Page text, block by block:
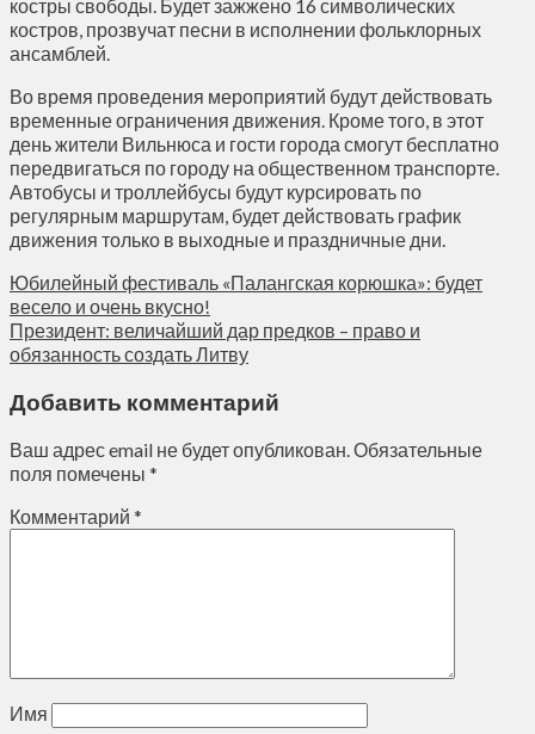
костры свободы. Будет зажжено 16 символических
костров, прозвучат песни в исполнении фольклорных
ансамблей.
Во время проведения мероприятий будут действовать
временные ограничения движения. Кроме того, в этот
день жители Вильнюса и гости города смогут бесплатно
передвигаться по городу на общественном транспорте.
Автобусы и троллейбусы будут курсировать по
регулярным маршрутам, будет действовать график
движения только в выходные и праздничные дни.
Юбилейный фестиваль «Палангская корюшка»: будет
весело и очень вкусно!
Президент: величайший дар предков – право и
обязанность создать Литву
Добавить комментарий
Ваш адрес email не будет опубликован.Обязательные
поля помечены *
Комментарий *
Имя